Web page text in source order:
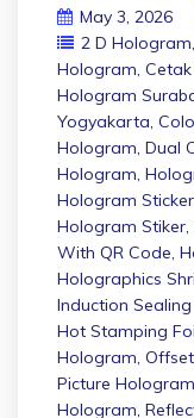
May 3, 2026
2 D Hologram,
Hologram,
Hologram
Yogyakarta,
Hologram, Dual
Hologram,
Hologram Sticker
Hologram Stiker,
With QR Code,
Holographics
Induction
Hot Stamping
Hologram,
Picture Hologram
Hologram,